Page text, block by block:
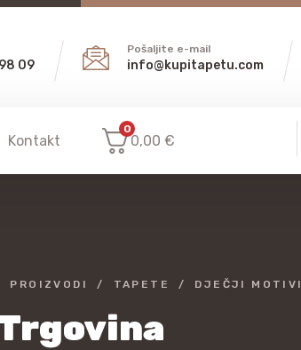
09
Pošaljite e-mail
info@kupitapetu.com
Kontakt
0
0,00 €
PROIZVODI TAPETE DJEČJI MOTIVI